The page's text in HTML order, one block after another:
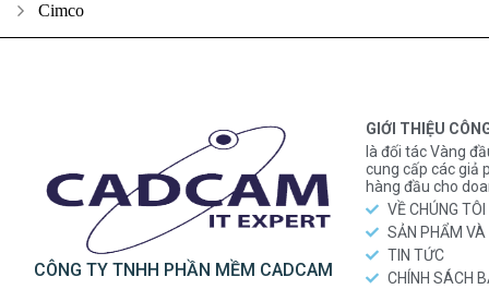
Cimco
CÔNG TY TNHH PHẦN MỀM CADCAM
GIỚI THIỆU
là đối tác Vàng
cung cấp các giả
hàng đầu cho
VỀ CHÚNG TÔI
SẢN PHẨM VÀ
TIN TỨC
CHÍNH SÁCH